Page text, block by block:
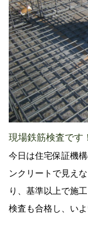
現場鉄筋検査です！
今日は住宅保証機
ンクリートで見え
り、基準以上で施
検査も合格し、い